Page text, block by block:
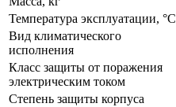
Температура эксплуатации, °С
Вид климатического
исполнения
Класс защиты от поражения
электрическим током
Степень защиты корпуса